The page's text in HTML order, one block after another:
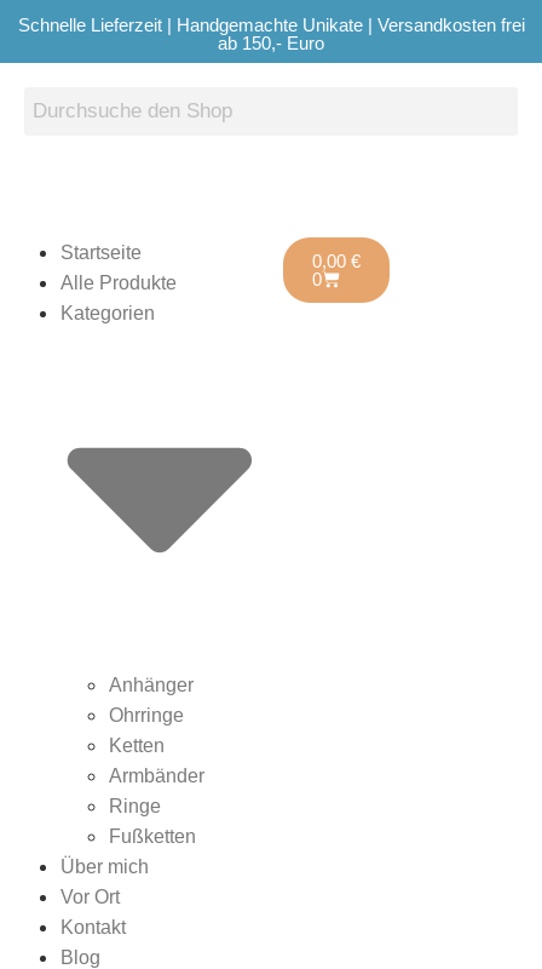
Schnelle Lieferzeit | Handgemachte Unikate | Versandkosten frei
ab 150,- Euro
Startseite
Alle Produkte
Kategorien
Anhänger
Ohrringe
Ketten
Armbänder
Ringe
Fußketten
Über mich
Vor Ort
Kontakt
Blog
0,00 €
0